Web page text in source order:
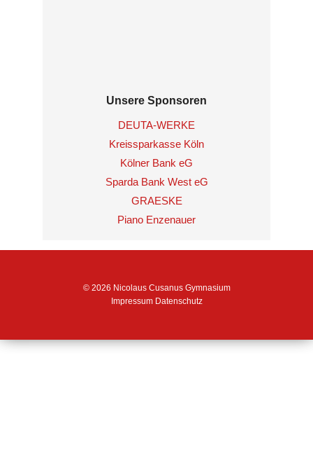
Unsere Sponsoren
DEUTA-WERKE
Kreissparkasse Köln
Kölner Bank eG
Sparda Bank West eG
GRAESKE
Piano Enzenauer
© 2026 Nicolaus Cusanus Gymnasium
Impressum Datenschutz